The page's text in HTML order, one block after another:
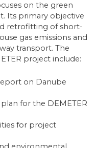
on the green
Its primary objective
retrofitting of short-
gas emissions and
transport. The
project include:
on Danube
for the DEMETER
for project